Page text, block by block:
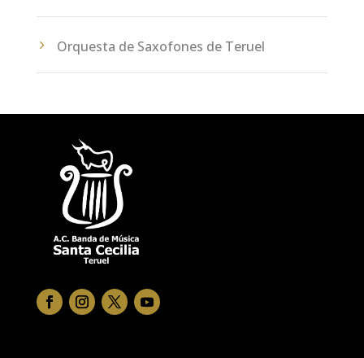
Orquesta de Saxofones de Teruel